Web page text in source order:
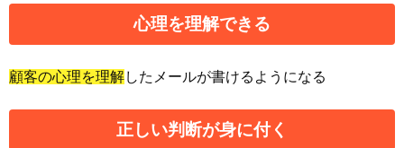
心理を理解できる
顧客の心理を理解したメールが書けるようになる
正しい判断が身に付く